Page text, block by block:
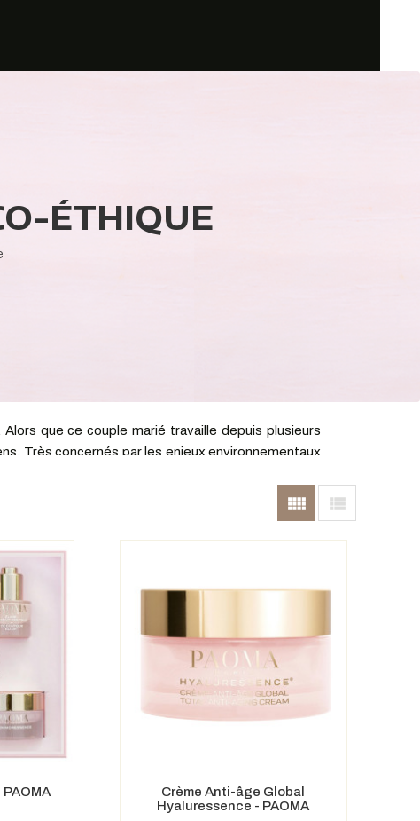
ÉTHIQUE
que ce couple marié travaille depuis plusieurs
Très concernés par les enjeux environnementaux
la conception des packagings recyclables et
PAOMA se démarque par la qualité de leurs
"O" dans PAOMA symbolise l'énergie féminine, la
par excellence.
naturelle à hauteur de 99 à 100%, dont 50 à 80%
une collection de soins élaborés à partir d'actifs
de cellules végétales de croissance associant le
en vitamine C, 20 fois supérieure à celle d'une
 
Crème Anti-âge Global
Hyaluressence - PAOMA